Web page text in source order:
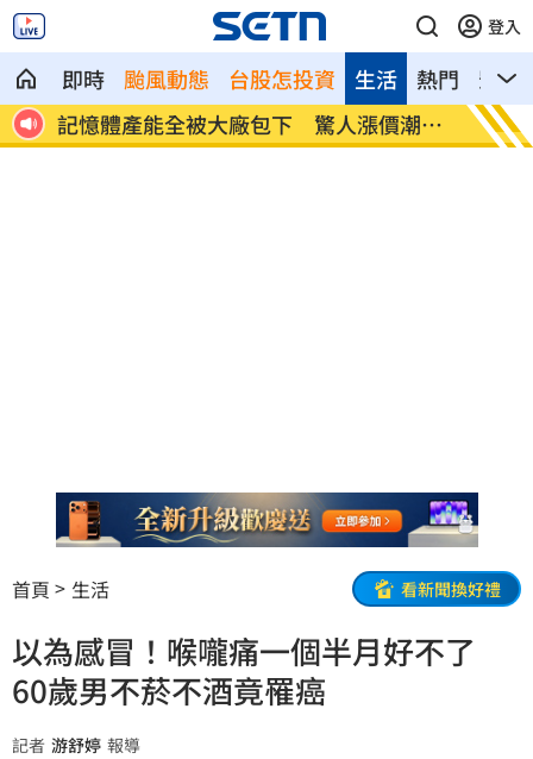
登入
即時 颱風動態 台股怎投資 熱門 影音
生活
記憶體產能全被大廠包下 驚人漲價潮來
襲
北美
元
首頁 生活 看新聞換好禮
以為感冒！喉嚨痛一個半月好不了
60歲男不菸不酒竟罹癌
記者 游舒婷 報導